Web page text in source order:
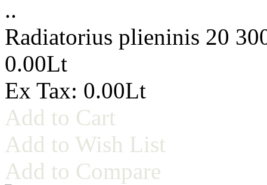
..
Radiatorius plieninis 20
0.00Lt
Ex Tax: 0.00Lt
Add to Cart
Add to Wish List
Add to Compare